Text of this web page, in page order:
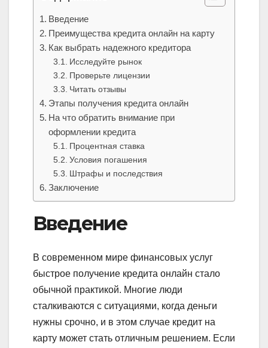
Введение
Преимущества кредита онлайн на карту
Как выбрать надежного кредитора
Исследуйте рынок
Проверьте лицензии
Читать отзывы
Этапы получения кредита онлайн
На что обратить внимание при
оформлении кредита
Процентная ставка
Условия погашения
Штрафы и последствия
Заключение
Введение
В современном мире финансовых услуг
быстрое получение кредита онлайн стало
обычной практикой. Многие люди
сталкиваются с ситуациями, когда деньги
нужны срочно, и в этом случае кредит на
карту может стать отличным решением. Если